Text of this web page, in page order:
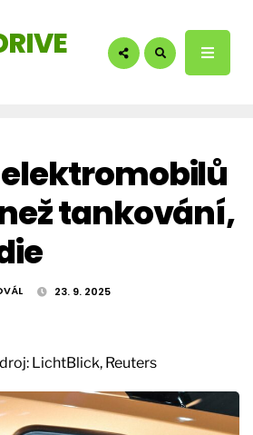
tankování,
23. 9. 2025
LichtBlick, Reuters